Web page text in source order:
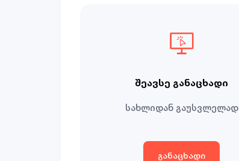
შეავსე განაცხადი
სახლიდან გაუსვლელად
განაცხადი